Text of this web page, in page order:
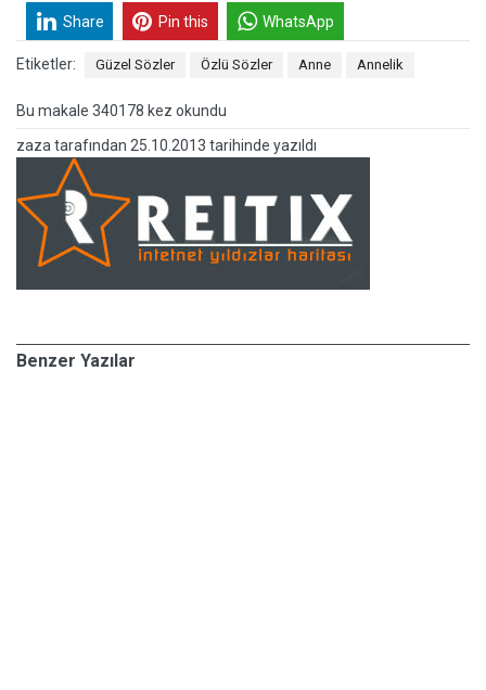
Share Pin this WhatsApp
Etiketler: Güzel Sözler Özlü Sözler Anne Annelik
Bu makale 340178 kez okundu
zaza tarafından 25.10.2013 tarihinde yazıldı
Benzer Yazılar